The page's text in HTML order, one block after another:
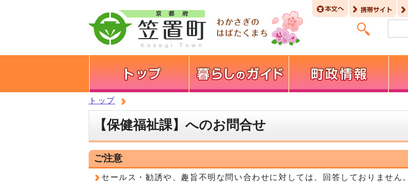
トップ
【保健福祉課】へのお問合せ
ご注意
セールス・勧誘や、趣旨不明な問い合わせに対しては、回答しておりません。